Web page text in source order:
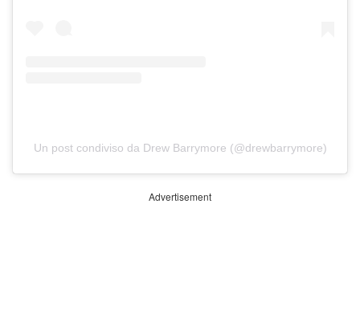
Un post condiviso da Drew Barrymore (@drewbarrymore)
Advertisement